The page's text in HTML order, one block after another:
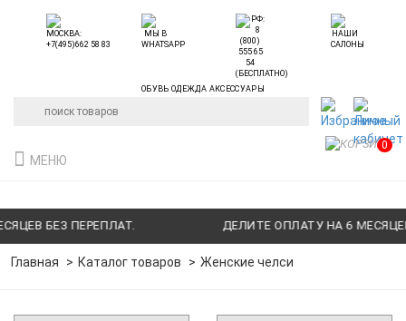
БЕЗ ПЕРЕПЛАТ. ДЕЛИТЕ ОПЛАТУ НА 6 МЕСЯЦЕВ
ОБУВЬ ОДЕЖДА АКСЕССУАРЫ
МЕНЮ
0
Главная Каталог товаров Женские челси